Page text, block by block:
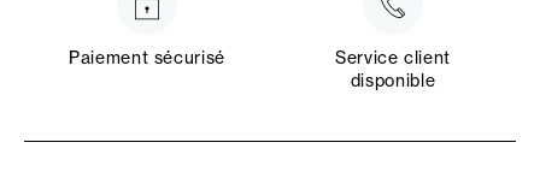
Paiement sécurisé
Service client
disponible